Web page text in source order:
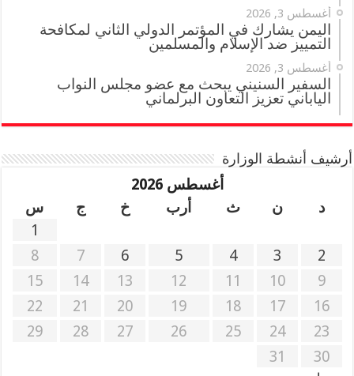
أغسطس 3, 2026
اليمن يشارك في المؤتمر الدولي الثاني لمكافحة
التمييز ضد الإسلام والمسلمين
أغسطس 3, 2026
السفير السنيني يبحث مع عضو مجلس النواب
الياباني تعزيز التعاون البرلماني
أرشيف أنشطة الوزارة
أغسطس 2026
د
ن ث أرب خ ج
س
1
2
3
4
5
6
7
8
9
10
11
12
13
14
15
16
17
18
19
20
21
22
23
24
25
26
27
28
29
30
31